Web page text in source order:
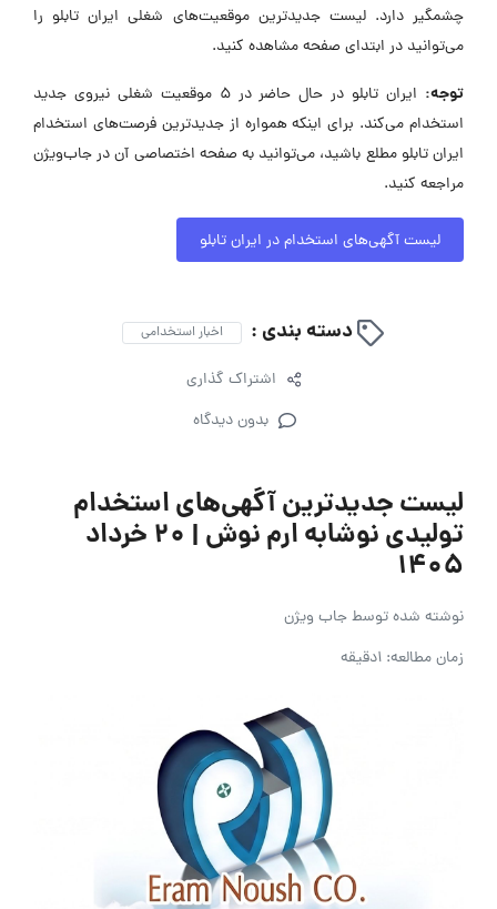
چشمگیر دارد. لیست جدیدترین موقعیت‌های شغلی ایران تابلو را
می‌توانید در ابتدای صفحه مشاهده کنید.
توجه:
ایران تابلو در حال حاضر در ۵ موقعیت شغلی نیروی جدید
استخدام می‌کند. برای اینکه همواره از جدیدترین فرصت‌های استخدام
ایران تابلو مطلع باشید، می‌توانید به صفحه اختصاصی آن در جاب‌ویژن
مراجعه کنید.
لیست آگهی‌های استخدام در ایران تابلو
دسته بندی : اخبار استخدامی
اشتراک گذاری
بدون دیدگاه
لیست جدیدترین آگهی‌های استخدام
تولیدی نوشابه ارم نوش | ۲۰ خرداد
۱۴۰۵
نوشته شده توسطجاب ویژن
زمان مطالعه: 1دقیقه